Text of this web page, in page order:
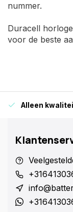
nummer.
Duracell
voor de beste
Alleen